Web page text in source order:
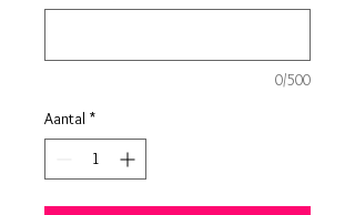
0/500
Aantal *